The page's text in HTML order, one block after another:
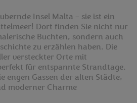
Insel Malta – sie ist ein
Dort finden Sie nicht nur
Buchten, sondern auch
zu erzählen haben. Die
versteckter Orte mit
für entspannte Strandtage.
engen Gassen der alten Städte,
moderner Charme